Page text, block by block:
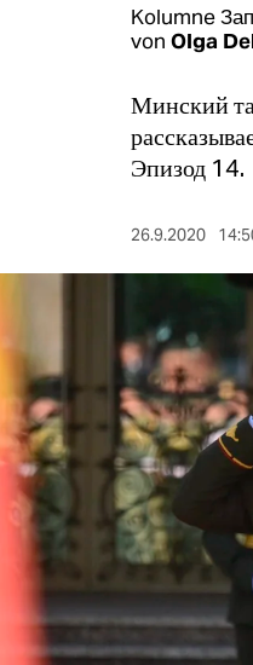
hilfe
Kolumne
von Olga
Минский
Эпизод 14.
26.9.2020